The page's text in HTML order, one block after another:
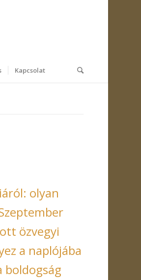
Kapcsolat
olyan
özvegyi
a naplójába
boldogság